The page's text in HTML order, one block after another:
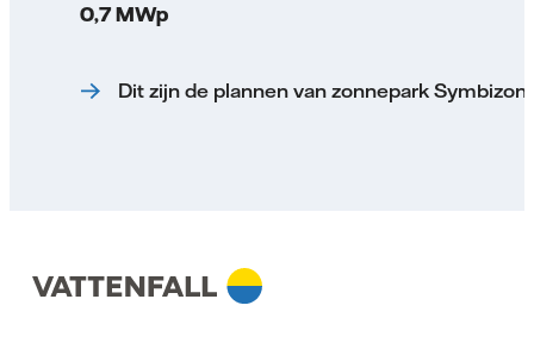
0,7 MWp
Dit zijn de plannen van zonnepark Symbizon